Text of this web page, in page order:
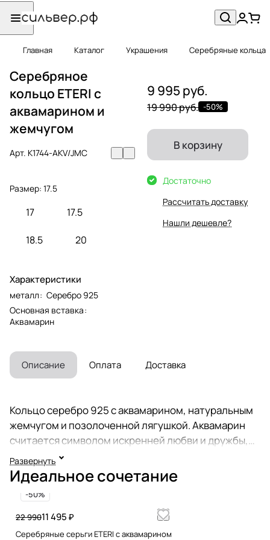
Главная Каталог Украшения Серебряные кольца
Серебряное
кольцо ETERI c
аквамарином и
жемчугом
Арт. K1744-AKV/JMC
Размер: 17.5
17 17.5
18.5 20
Характеристики
металл: Серебро 925
Основная вставка:
Аквамарин
9 995 руб.
19 990 руб. -50%
В корзину
Достаточно
Рассчитать доставку
Нашли дешевле?
Описание Оплата Доставка
Кольцо серебро 925 с аквамарином, натуральным
жемчугом и позолоченной лягушкой. Аквамарин
считается символом искренней любви и дружбы,
чистоты и волшебства. В древности камень
символизировал счастье и долголетие. Считалось,
что аквамарин помогает продлить молодость и
снискать благосклонность повелителей морской
стихии. У китайцев лягушка - лунное существо,
относящееся к принципу инь, символизирует
Развернуть
Идеальное сочетание
-50%
11 495 ₽
22 990
Серебряные серьги ETERI с аквамарином